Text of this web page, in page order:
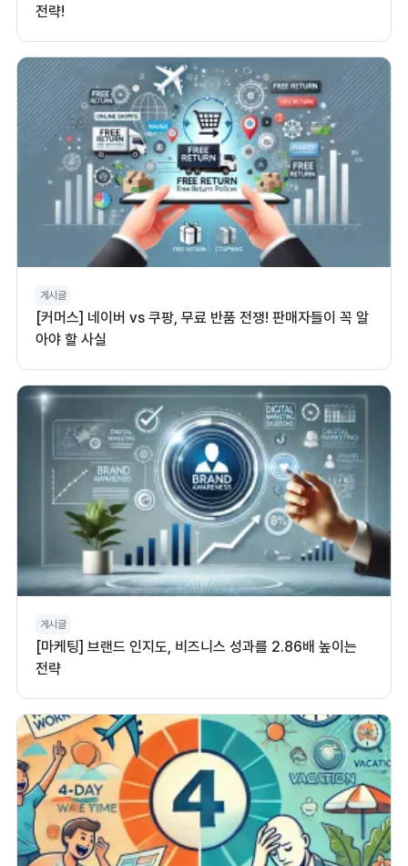
전략!
게시글
[커머스] 네이버 vs 쿠팡, 무료 반품 전쟁! 판매자들이 꼭 알
아야 할 사실
게시글
[마케팅] 브랜드 인지도, 비즈니스 성과를 2.86배 높이는
전략